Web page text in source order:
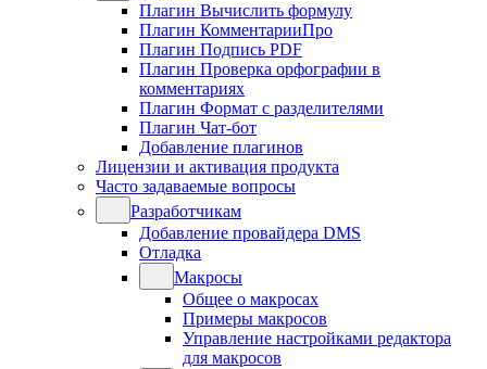
Плагин Вычислить формулу
Плагин КомментарииПро
Плагин Подпись PDF
Плагин Проверка орфографии в
комментариях
Плагин Формат с разделителями
Плагин Чат-бот
Добавление плагинов
Лицензии и активация продукта
Часто задаваемые вопросы
Разработчикам
Добавление провайдера DMS
Отладка
Макросы
Общее о макросах
Примеры макросов
Управление настройками редактора
для макросов